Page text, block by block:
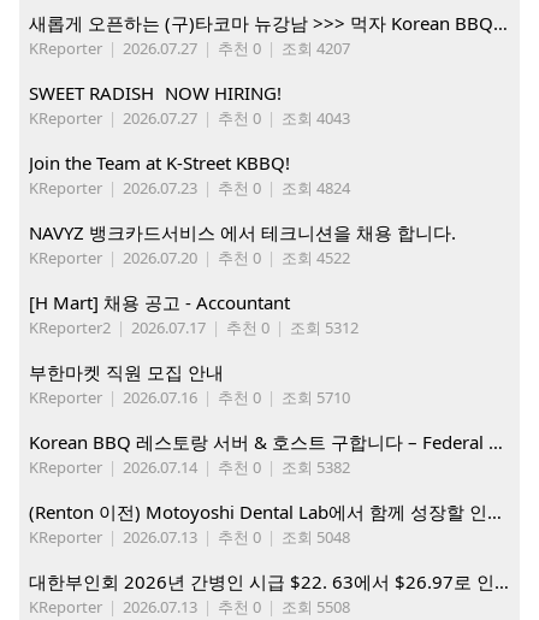
새롭게 오픈하는 (구)타코마 뉴강남 >>> 먹자 Korean BBQ 구인중
KReporter | 2026.07.27 | 추천 0 | 조회 4207
SWEET RADISH NOW HIRING!
KReporter | 2026.07.27 | 추천 0 | 조회 4043
Join the Team at K-Street KBBQ!
KReporter | 2026.07.23 | 추천 0 | 조회 4824
NAVYZ 뱅크카드서비스 에서 테크니션을 채용 합니다.
KReporter | 2026.07.20 | 추천 0 | 조회 4522
[H Mart] 채용 공고 - Accountant
KReporter2 | 2026.07.17 | 추천 0 | 조회 5312
부한마켓 직원 모집 안내
KReporter | 2026.07.16 | 추천 0 | 조회 5710
Korean BBQ 레스토랑 서버 & 호스트 구합니다 – Federal Way & Tacoma $45-$60/hr (server), $21-23/hr (Host)
KReporter | 2026.07.14 | 추천 0 | 조회 5382
(Renton 이전) Motoyoshi Dental Lab에서 함께 성장할 인재를 모십니다.
KReporter | 2026.07.13 | 추천 0 | 조회 5048
대한부인회 2026년 간병인 시급 $22. 63에서 $26.97로 인상. 지금 간병인들을 모집합니다
KReporter | 2026.07.13 | 추천 0 | 조회 5508